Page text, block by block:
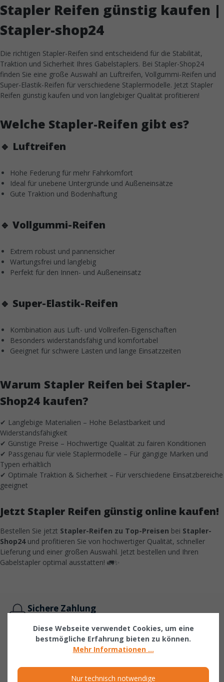
Stapler Reifen günstig kaufen |
Stapler-shop24
Die richtigen Stapler-Reifen sind entscheidend für die Stabilität,
Traktion und Sicherheit Ihres Gabelstaplers. Bei Stapler-Shop24
finden Sie eine große Auswahl an Luftreifen, Vollgummi-Reifen und
Super-Elastik-Reifen für verschiedene Staplermodelle. Jetzt Stapler
Reifen günstig kaufen und von langlebiger Qualität profitieren!
Welche Stapler-Reifen gibt es?
🔹 Luftreifen
Hohe Federung für mehr Fahrkomfort
Ideal für unebene Untergründe und Außeneinsätze
Gute Traktion und Bodenhaftung
🔹 Vollgummi-Reifen
Extrem robust und pannensicher
Wartungsfrei und langlebig
Perfekt für den Innen- und Außeneinsatz
🔹 Super-Elastik-Reifen
Kombination aus Luft- und Vollreifen-Eigenschaften
Besonders widerstandsfähig und komfortabel
Geeignet für schwere Lasten und lange Einsatzzeiten
Warum Stapler Reifen bei Stapler-
Shop24 kaufen?
✔ Langlebige Materialien – Hohe Belastbarkeit und
Widerstandsfähigkeit
✔ Günstige Preise – Hochwertige Qualität zu fairen Konditionen
✔ Passgenau für viele Staplermodelle – Für gängige Marken und
Typen erhältlich
✔ Optimale Traktion & Sicherheit – Für verschiedene Einsatzbereiche
geeignet
Jetzt Stapler Reifen günstig online kaufen!
Bestellen Sie jetzt Stapler-Reifen zu Top-Preisen bei Stapler-
Shop24und profitieren Sie von hochwertiger Qualität, schneller
Lieferung und einer großen Auswahl. Jetzt bestellen und Ihren
Gabelstapler optimal ausstatten! 🚛✨
Sichere Zahlung
Schnelle Lieferung
viele Ersatzteile in 1-5 Werktagen lieferbar
Diese Webseite verwendet Cookies, um eine
bestmögliche Erfahrung bieten zu können.
Mehr Informationen ...
Nur technisch notwendige